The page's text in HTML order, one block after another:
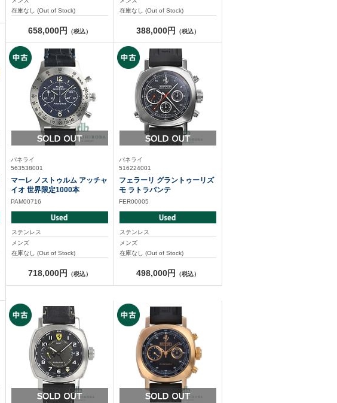
在庫なし (Out of Stock)
658,000円 （税込）
在庫なし (Out of Stock)
388,000円 （税込）
パネライ
563538001
マーレ ノストゥルム アッチャ
イオ 世界限定1000本
PAM00716
ステンレス
メンズ
在庫なし (Out of Stock)
718,000円 （税込）
パネライ
516224001
フェラーリ グラントゥーリズ
モ ラトラパンテ
FER00005
ステンレス
メンズ
在庫なし (Out of Stock)
498,000円 （税込）